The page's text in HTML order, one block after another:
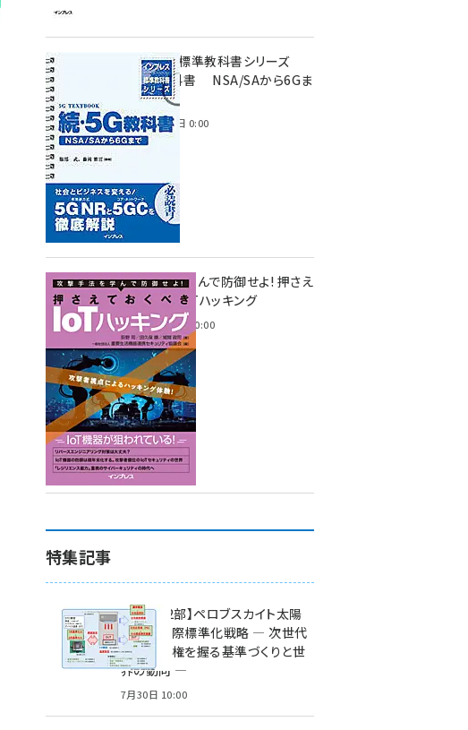
インプレス標準教科書シリーズ
続・5G教科書 NSA/SAから6Gま
2023年4月3日 0:00
攻撃手法を学んで防御せよ! 押さえ
ておくべきIoTハッキング
2022年6月14日 0:00
特集記事
特集【第2部】ペロブスカイト太陽
電池の国際標準化戦略 ― 次世代
市場の覇権を握る基準づくりと世
界の動向 ―
7月30日 10:00